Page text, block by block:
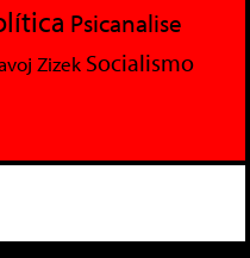
Psicanalise
Zizek Socialismo